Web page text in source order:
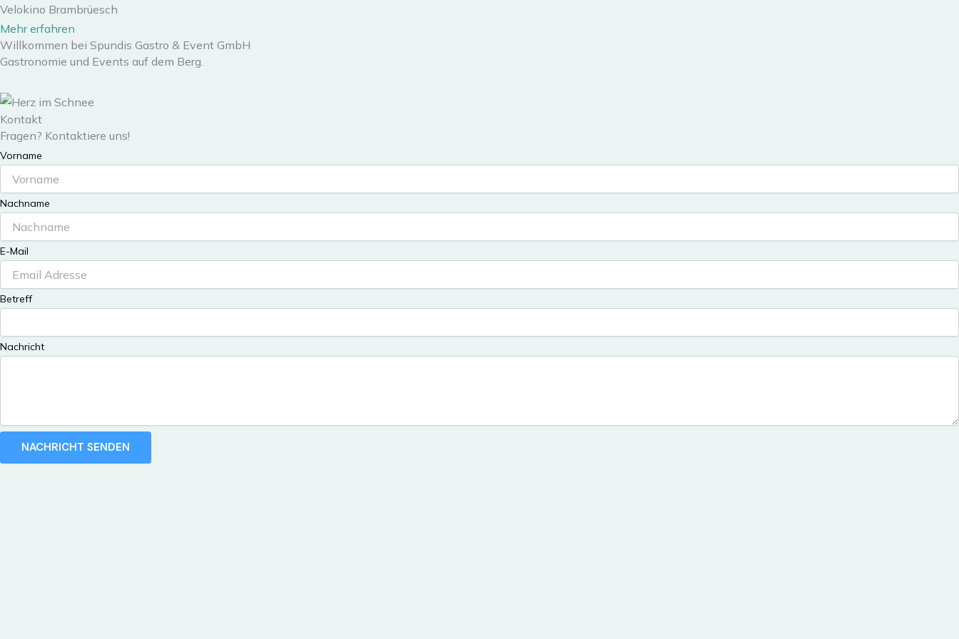
Velokino Brambrüesch
Mehr erfahren
Willkommen bei Spundis Gastro & Event GmbH
Gastronomie und Events auf dem Berg.
Kontakt
Fragen? Kontaktiere uns!
Vorname
Nachname
E-Mail
Betreff
Nachricht
NACHRICHT SENDEN